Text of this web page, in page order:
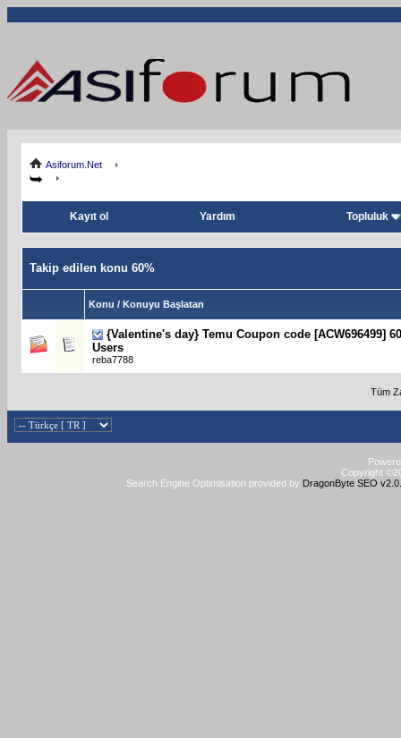
Asiforum.Net
Kayıt ol Yardım Topluluk
Takip edilen konu 60%
Konu / Konuyu Başlatan
{Valentine's day} Temu Coupon code [ACW696499]
Users
reba7788
Tüm
Copyright
Search Engine Optimisation provided by DragonByte SEO